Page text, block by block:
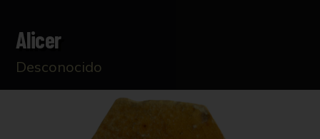
Alicer
Desconocido